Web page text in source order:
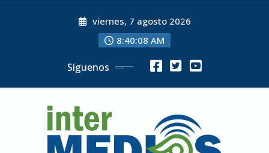
viernes, 7 agosto 2026
8:40:10 AM
Síguenos